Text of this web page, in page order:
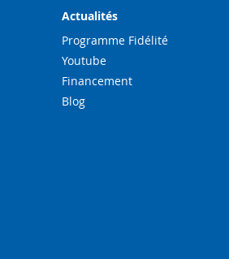
d’information
Actualités
Programme Fidélité
Youtube
Financement
Blog